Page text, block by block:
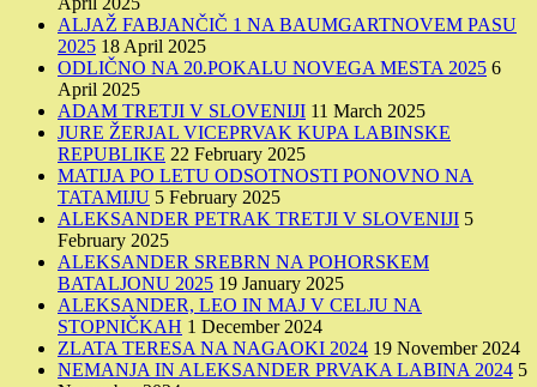
ALJAŽ FABJANČIČ 1 NA BAUMGARTNOVEM PASU
2025 18 April 2025
ODLIČNO NA 20.POKALU NOVEGA MESTA 2025 6
April 2025
ADAM TRETJI V SLOVENIJI 11 March 2025
JURE ŽERJAL VICEPRVAK KUPA LABINSKE
REPUBLIKE 22 February 2025
MATIJA PO LETU ODSOTNOSTI PONOVNO NA
TATAMIJU 5 February 2025
ALEKSANDER PETRAK TRETJI V SLOVENIJI 5
February 2025
ALEKSANDER SREBRN NA POHORSKEM
BATALJONU 2025 19 January 2025
ALEKSANDER, LEO IN MAJ V CELJU NA
STOPNIČKAH 1 December 2024
ZLATA TERESA NA NAGAOKI 2024 19 November 2024
NEMANJA IN ALEKSANDER PRVAKA LABINA 2024 5